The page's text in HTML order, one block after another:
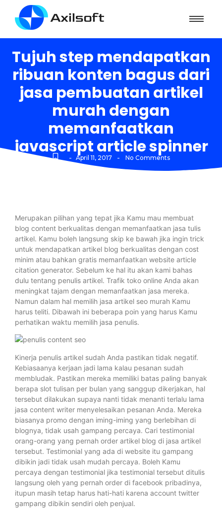
Tujuh step mendapatkan
ribuan konten bagus dari
jasa pembuatan artikel
murah dengan
memanfaatkan
javascript article spinner
- April 11, 2017 - No Comments
Merupakan pilihan yang tepat jika Kamu mau membuat
blog content berkualitas dengan memanfaatkan jasa tulis
artikel. Kamu boleh langsung skip ke bawah jika ingin trick
untuk mendapatkan artikel blog berkualitas dengan cost
minim atau bahkan gratis memanfaatkan website article
citation generator. Sebelum ke hal itu akan kami bahas
dulu tentang penulis artikel. Trafik toko online Anda akan
meningkat tajam dengan memanfaatkan jasa mereka.
Namun dalam hal memilih jasa artikel seo murah Kamu
harus teliti. Dibawah ini beberapa poin yang harus Kamu
perhatikan waktu memilih jasa penulis.
Kinerja penulis artikel sudah Anda pastikan tidak negatif.
Kebiasaanya kerjaan jadi lama kalau pesanan sudah
membludak. Pastikan mereka memiliki batas paling banyak
berapa slot tulisan per bulan yang sanggup dikerjakan, hal
tersebut dilakukan supaya nanti tidak menanti terlalu lama
jasa content writer menyelesaikan pesanan Anda. Mereka
biasanya promo dengan iming-iming yang berlebihan di
blognya, tidak usah gampang percaya. Cari testimonial
orang-orang yang pernah order artikel blog di jasa artikel
tersebut. Testimonial yang ada di website itu gampang
dibikin jadi tidak usah mudah percaya. Boleh Kamu
percaya dengan testimonial jika testimonial tersebut ditulis
langsung oleh yang pernah order di facebook pribadinya,
itupun masih tetap harus hati-hati karena account twitter
gampang dibikin sendiri oleh penjual.